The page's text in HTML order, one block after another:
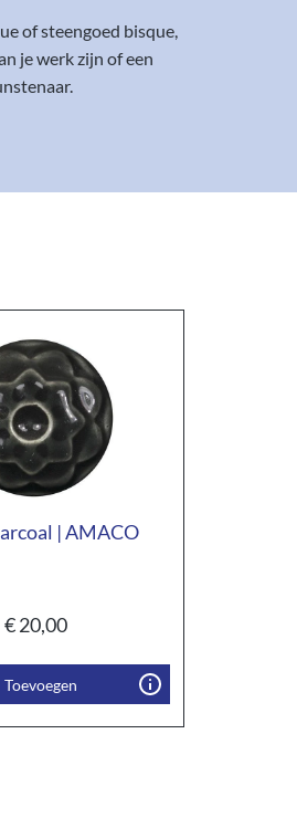
of steengoed bisque,
je werk zijn of een
| AMACO
€20,00
Toevoegen